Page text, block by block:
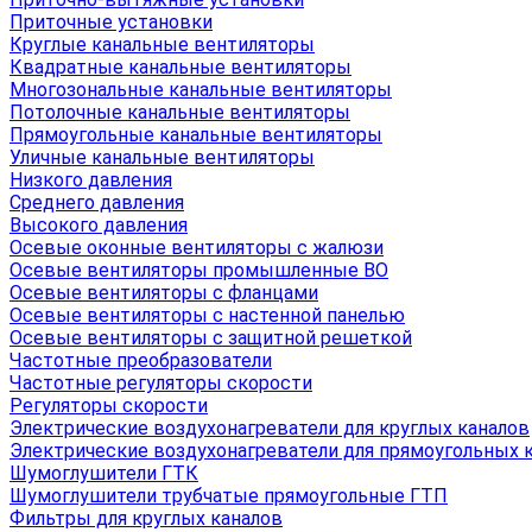
Приточные установки
Круглые канальные вентиляторы
Квадратные канальные вентиляторы
Многозональные канальные вентиляторы
Потолочные канальные вентиляторы
Прямоугольные канальные вентиляторы
Уличные канальные вентиляторы
Низкого давления
Среднего давления
Высокого давления
Осевые оконные вентиляторы с жалюзи
Осевые вентиляторы промышленные ВО
Осевые вентиляторы с фланцами
Осевые вентиляторы с настенной панелью
Осевые вентиляторы с защитной решеткой
Частотные преобразователи
Частотные регуляторы скорости
Регуляторы скорости
Электрические воздухонагреватели для круглых каналов
Электрические воздухонагреватели для прямоугольных
Шумоглушители ГТК
Шумоглушители трубчатые прямоугольные ГТП
Фильтры для круглых каналов